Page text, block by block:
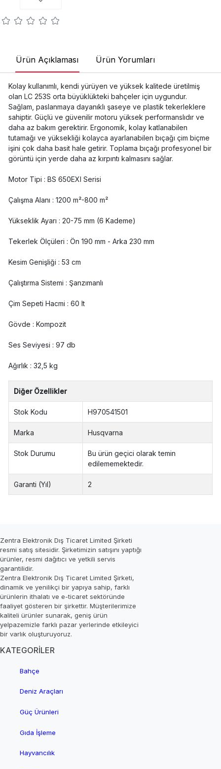
Ürün Açıklaması Ürün Yorumları
Kolay kullanımlı, kendi yürüyen ve yüksek kalitede üretilmiş
olan LC 253S orta büyüklükteki bahçeler için uygundur.
Sağlam, paslanmaya dayanıklı şaseye ve plastik tekerleklere
sahiptir. Güçlü ve güvenilir motoru yüksek performanslıdır ve
daha az bakım gerektirir. Ergonomik, kolay katlanabilen
tutamağı ve yüksekliği kolayca ayarlanabilen bıçağı çim biçme
işini çok daha basit hale getirir. Toplama bıçağı profesyonel bir
görüntü için yerde daha az kırpıntı kalmasını sağlar.
Motor Tipi : BS 650EXI Serisi
Çalışma Alanı : 1200 m²-800 m²
Yükseklik Ayarı : 20-75 mm (6 Kademe)
Tekerlek Ölçüleri : Ön 190 mm - Arka 230 mm
Kesim Genişliği : 53 cm
Çalıştırma Sistemi : Şanzımanlı
Çim Sepeti Hacmi : 60 lt
Gövde : Kompozit
Ses Seviyesi : 97 db
Ağırlık : 32,5 kg
Diğer Özellikler
Stok Kodu H970541501
Marka Husqvarna
Stok Durumu
Bu ürün geçici olarak temin
edilememektedir.
Garanti (Yıl) 2
Zentra Elektronik Dış Ticaret Limited Şirketi
resmi satış sitesidir. Şirketimizin satışını yaptığı
ürünler, resmi dağıtıcı ve yetkili servis
garantilidir.
Zentra Elektronik Dış Ticaret Limited Şirketi,
dinamik ve yenilikçi bir yapıya sahip, farklı
ürünlerin ithalatı ve e-ticaret sektöründe
faaliyet gösteren bir şirkettir. Müşterilerimize
kaliteli ürünler sunarak, geniş ürün
yelpazemizle farklı pazar yerlerinde etkileyici
bir varlık oluşturuyoruz.
KATEGORİLER
Bahçe
Deniz Araçları
Güç Ürünleri
Gıda İşleme
Hayvancılık